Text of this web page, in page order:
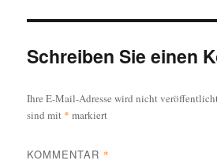
o
k
b
o
k
Schreiben Sie einen
Ihre E-Mail-Adresse wird nicht
sind mit * markiert
KOMMENTAR *